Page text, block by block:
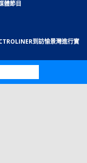
體節目
到訪愉景灣進行實